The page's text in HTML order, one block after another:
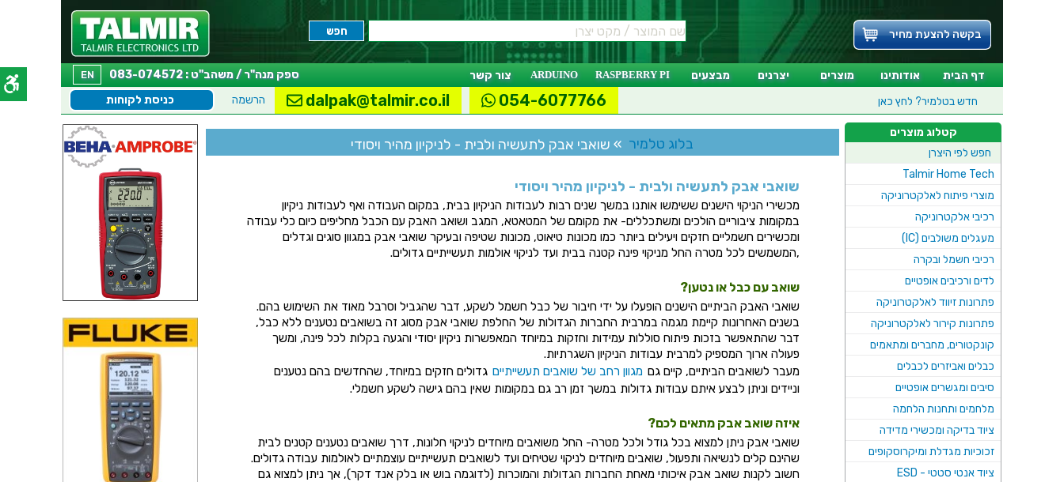
בקשה להצעת מחיר
דף הבית אודותינו מוצרים יצרנים מבצעים RASPBERRY PI
ARDUINO צור קשר EN
ספק מנה"ר / משהב"ט : 083-074572
חדש בטלמיר? לחץ כאן כניסת לקוחות הרשמה dalpak@talmir.co.il 054-6077766
בלוג טלמיר » שואבי אבק לתעשיה ולבית - לניקיון מהיר ויסודי
שואבי אבק לתעשיה ולבית - לניקיון מהיר ויסודי
מכשירי הניקוי הישנים ששימשו אותנו במשך שנים רבות לעבודות הניקיון בבית, במקום העבודה ואף לעבודות ניקיון
במקומות ציבוריים הולכים ומשתכללים- את מקומם של המטאטא, המגב ושואב האבק עם הכבל מחליפים כיום כלי עבודה
ומכשירים חשמליים חזקים ויעילים ביותר כמו מכונות טיאוט, מכונות שטיפה ובעיקר שואבי אבק במגוון סוגים וגדלים
,המשמשים לכל מטרה החל מניקוי פינה קטנה בבית ועד לניקוי אולמות תעשייתיים גדולים.
שואב עם כבל או נטען?
שואבי האבק הביתיים הישנים הופעלו על ידי חיבור של כבל חשמל לשקע, דבר שהגביל וסרבל מאוד את השימוש בהם.
בשנים האחרונות קיימת מגמה במרבית החברות הגדולות של החלפת שואבי אבק מסוג זה בשואבים נטענים ללא כבל,
דבר שהתאפשר בזכות פיתוח סוללות עמידות וחזקות במיוחד המאפשרות ניקיון יסודי והגעה בקלות לכל פינה, ומשך
פעולה ארוך המספיק למרבית עבודות הניקיון השגרתיות.
מעבר לשואבים הביתיים, קיים גם מגוון רחב של שואבים תעשייתיים גדולים חזקים במיוחד, שהחדשים בהם נטענים
וניידים וניתן לבצע איתם עבודות גדולות במשך זמן רב גם במקומות שאין בהם גישה לשקע חשמלי.
איזה שואב אבק מתאים לכם?
שואבי אבק ניתן למצוא בכל גודל ולכל מטרה- החל משואבים מיוחדים לניקוי חלונות, דרך שואבים נטענים קטנים לבית
שהינם קלים לנשיאה ותפעול, שואבים מיוחדים לניקוי שטיחים ועד לשואבים תעשייתיים עוצמתיים לאולמות עבודה גדולים.
חשוב לקנות שואב אבק איכותי מאחת החברות הגדולות והמוכרות (לדוגמה בוש או בלק אנד דקר), אך ניתן למצוא גם
קטלוג מוצרים
חפש לפי היצרן
Talmir Home Tech
מוצרי פיתוח לאלקטרוניקה
רכיבי אלקטרוניקה
מעגלים משולבים (IC)
רכיבי חשמל ובקרה
לדים ורכיבים אופטיים
פתרונות זיווד לאלקטרוניקה
פתרונות קירור לאלקטרוניקה
קונקטורים, מחברים ומתאמים
כבלים ואביזרים לכבלים
סיבים ומגשרים אופטיים
מלחמים ותחנות הלחמה
ציוד בדיקה ומכשירי מדידה
זכוכיות מגדלת ומיקרוסקופים
ציוד אנטי סטטי - ESD